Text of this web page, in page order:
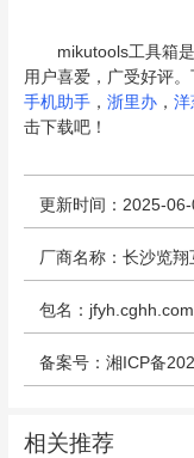
mikutools工具箱是
用户喜爱，广受好评
手机助手， 浙里办， 洋
击下载吧！
更新时间：2025-06-
厂商名称：长沙览
包名：jfyh.cghh.com
备案号：湘ICP备
相关推荐